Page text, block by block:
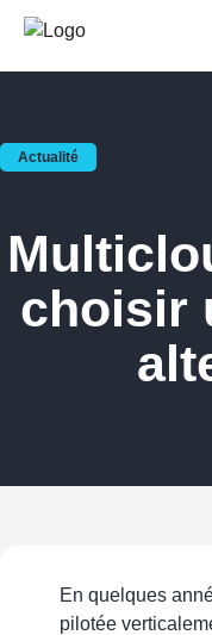
choisir
En quelques
pilotée